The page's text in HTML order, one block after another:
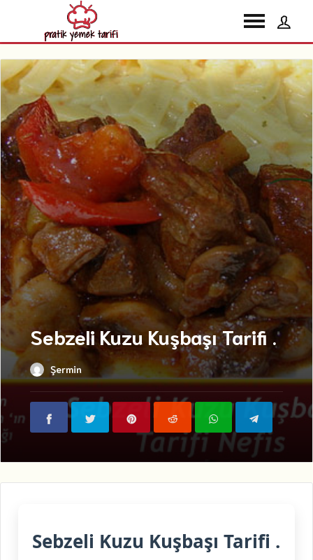
Sebzeli Kuzu Kuşbaşı Tarifi .
Şermin
Sebzeli Kuzu Kuşbaşı Tarifi .